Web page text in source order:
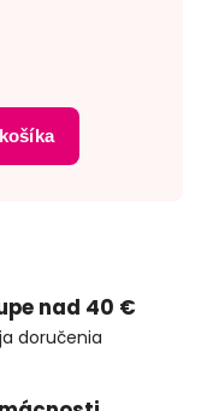
nad 40 €
doručenia